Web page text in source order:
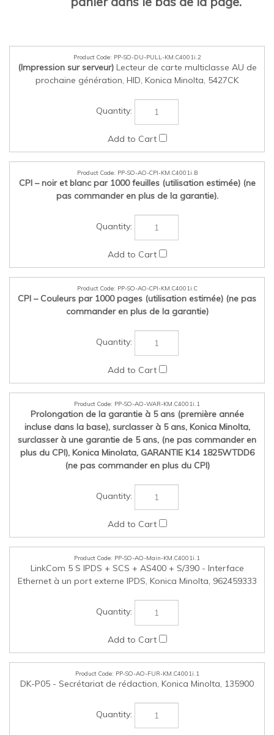
PP-SO-DU-PULL-KM.C4001i.2
(Impression sur serveur)Lecteur de carte multiclasse AU de
prochaine génération, HID, Konica Minolta, 5427CK
PP-SO-AO-CPI-KM.C4001i.B
CPI – noir et blanc par 1000 feuilles (utilisation estimée) (ne
pas commander en plus de la garantie).
CPI – Couleurs par 1000 pages (utilisation estimée) (ne pas
commander en plus de la garantie)
PP-SO-AO-WAR-KM.C4001i.1
Prolongation de la garantie à 5 ans (première année
incluse dans la base), surclasser à 5 ans, Konica Minolta,
surclasser à une garantie de 5 ans, (ne pas commander en
plus du CPI), Konica Minolata, GARANTIE K14 1825WTDD6
(ne pas commander en plus du CPI)
PP-SO-AO-Main-KM.C4001i.1
Ethernet à un port externe IPDS, Konica Minolta, 962459333
DK-P05 - Secrétariat de rédaction, Konica Minolta, 135900
PP-SO-AO-FUR-KM.C4001i.2